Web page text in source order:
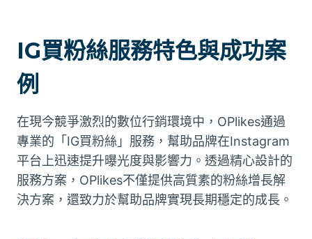
IG買粉絲服務特色與成功案
例
在現今競爭激烈的數位行銷環境中，OPlikes通過
專業的「IG買粉絲」服務，幫助品牌在Instagram
平台上迅速提升曝光度與影響力。透過精心設計的
服務方案，OPlikes不僅提供高質素的粉絲增長解
決方案，還致力於幫助品牌實現長期穩定的成長。